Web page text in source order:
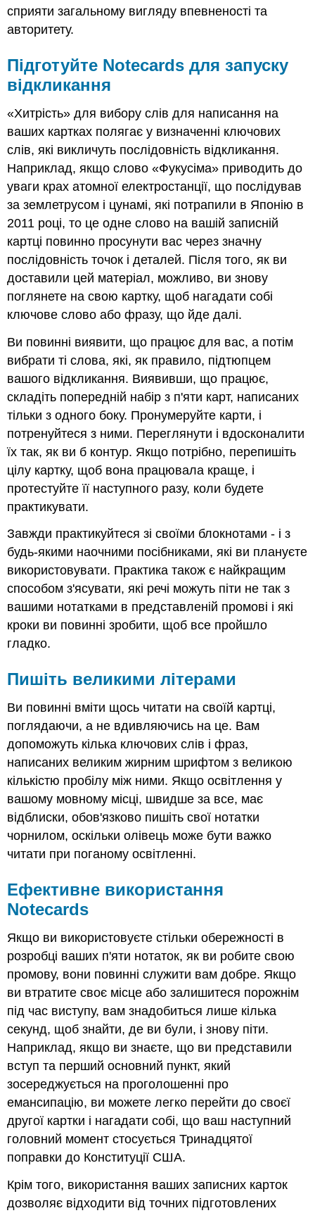
сприяти загальному вигляду впевненості та
авторитету.
Підготуйте Notecards для запуску
відкликання
«Хитрість» для вибору слів для написання на
ваших картках полягає у визначенні ключових
слів, які викличуть послідовність відкликання.
Наприклад, якщо слово «Фукусіма» приводить до
уваги крах атомної електростанції, що послідував
за землетрусом і цунамі, які потрапили в Японію в
2011 році, то це одне слово на вашій записній
картці повинно просунути вас через значну
послідовність точок і деталей. Після того, як ви
доставили цей матеріал, можливо, ви знову
поглянете на свою картку, щоб нагадати собі
ключове слово або фразу, що йде далі.
Ви повинні виявити, що працює для вас, а потім
вибрати ті слова, які, як правило, підтюпцем
вашого відкликання. Виявивши, що працює,
складіть попередній набір з п'яти карт, написаних
тільки з одного боку. Пронумеруйте карти, і
потренуйтеся з ними. Переглянути і вдосконалити
їх так, як ви б контур. Якщо потрібно, перепишіть
цілу картку, щоб вона працювала краще, і
протестуйте її наступного разу, коли будете
практикувати.
Завжди практикуйтеся зі своїми блокнотами - і з
будь-якими наочними посібниками, які ви плануєте
використовувати. Практика також є найкращим
способом з'ясувати, які речі можуть піти не так з
вашими нотатками в представленій промові і які
кроки ви повинні зробити, щоб все пройшло
гладко.
Пишіть великими літерами
Ви повинні вміти щось читати на своїй картці,
поглядаючи, а не вдивляючись на це. Вам
допоможуть кілька ключових слів і фраз,
написаних великим жирним шрифтом з великою
кількістю пробілу між ними. Якщо освітлення у
вашому мовному місці, швидше за все, має
відблиски, обов'язково пишіть свої нотатки
чорнилом, оскільки олівець може бути важко
читати при поганому освітленні.
Ефективне використання
Notecards
Якщо ви використовуєте стільки обережності в
розробці ваших п'яти нотаток, як ви робите свою
промову, вони повинні служити вам добре. Якщо
ви втратите своє місце або залишитеся порожнім
під час виступу, вам знадобиться лише кілька
секунд, щоб знайти, де ви були, і знову піти.
Наприклад, якщо ви знаєте, що ви представили
вступ та перший основний пункт, який
зосереджується на проголошенні про
емансипацію, ви можете легко перейти до своєї
другої картки і нагадати собі, що ваш наступний
головний момент стосується Тринадцятої
поправки до Конституції США.
Крім того, використання ваших записних карток
дозволяє відходити від точних підготовлених